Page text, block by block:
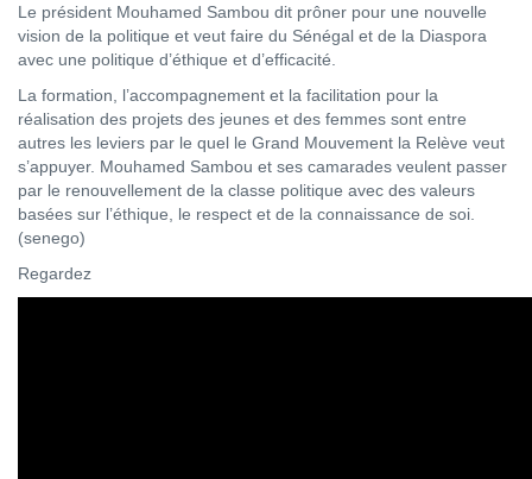
Le président Mouhamed Sambou dit prôner pour une nouvelle
vision de la politique et veut faire du Sénégal et de la Diaspora
avec une politique d’éthique et d’efficacité.
La formation, l’accompagnement et la facilitation pour la
réalisation des projets des jeunes et des femmes sont entre
autres les leviers par le quel le Grand Mouvement la Relève veut
s’appuyer. Mouhamed Sambou et ses camarades veulent passer
par le renouvellement de la classe politique avec des valeurs
basées sur l’éthique, le respect et de la connaissance de soi.
(senego)
Regardez